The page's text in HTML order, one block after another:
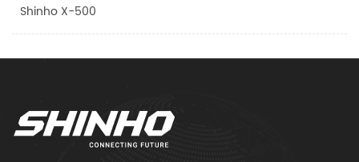
Shinho X-500